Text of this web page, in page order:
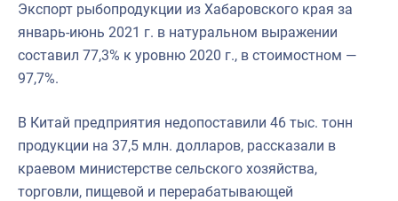
Укрепление духовно-нравственных ценностей
Экспорт рыбопродукции из Хабаровского края за
январь-июнь 2021 г. в натуральном выражении
составил 77,3% к уровню 2020 г., в стоимостном —
97,7%.
В Китай предприятия недопоставили 46 тыс. тонн
продукции на 37,5 млн. долларов, рассказали в
краевом министерстве сельского хозяйства,
торговли, пищевой и перерабатывающей